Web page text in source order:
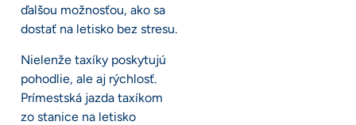
ďalšou možnosťou, ako sa
dostať na letisko bez stresu.
Nielenže taxíky poskytujú
pohodlie, ale aj rýchlosť.
Prímestská jazda taxíkom
zo stanice na letisko